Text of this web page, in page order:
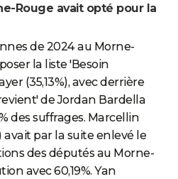
Rouge avait opté pour la
de 2024 au Morne-
la liste 'Besoin
(35,13%), avec derrière
de Jordan Bardella
des suffrages. Marcellin
par la suite enlevé le
des députés au Morne-
avec 60,19%. Yan